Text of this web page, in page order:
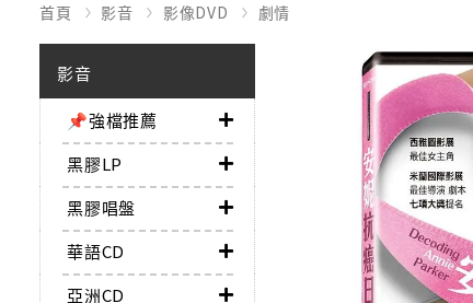
首頁 影音 影像DVD 劇情
影音
📌強檔推薦
黑膠LP
黑膠唱盤
華語CD
亞洲CD